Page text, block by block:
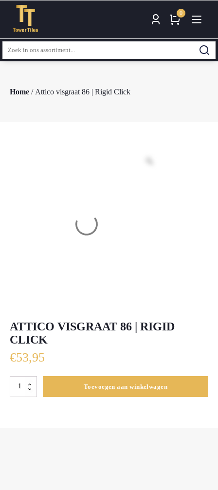
0
Zoeken
naar:
Home / Attico visgraat 86 | Rigid Click
ATTICO VISGRAAT 86 | RIGID
CLICK
€53,95
Attico
Toevoegen aan winkelwagen